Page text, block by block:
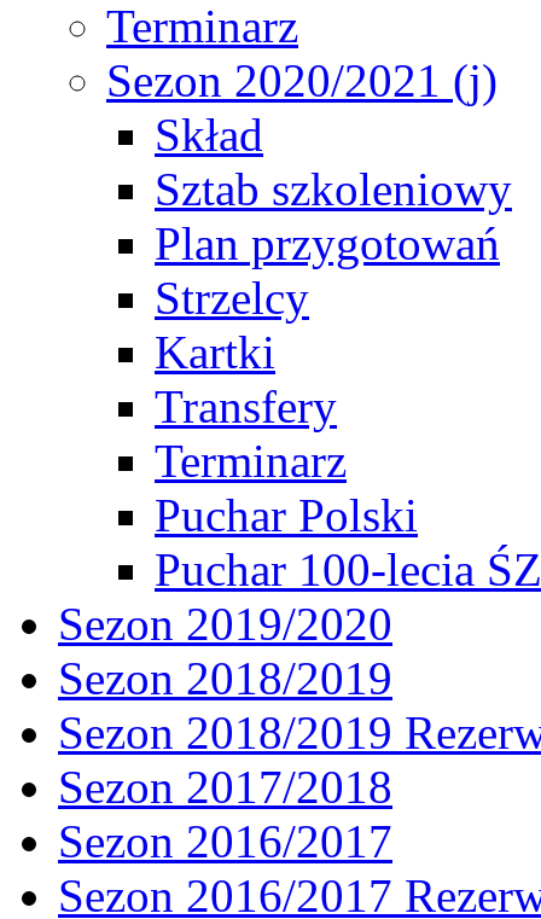
Terminarz
Sezon 2020/2021 (j)
Skład
Sztab szkoleniowy
Plan przygotowań
Strzelcy
Kartki
Transfery
Terminarz
Puchar Polski
Puchar 100-lecia
Sezon 2019/2020
Sezon 2018/2019
Sezon 2018/2019
Sezon 2017/2018
Sezon 2016/2017
Sezon 2016/2017